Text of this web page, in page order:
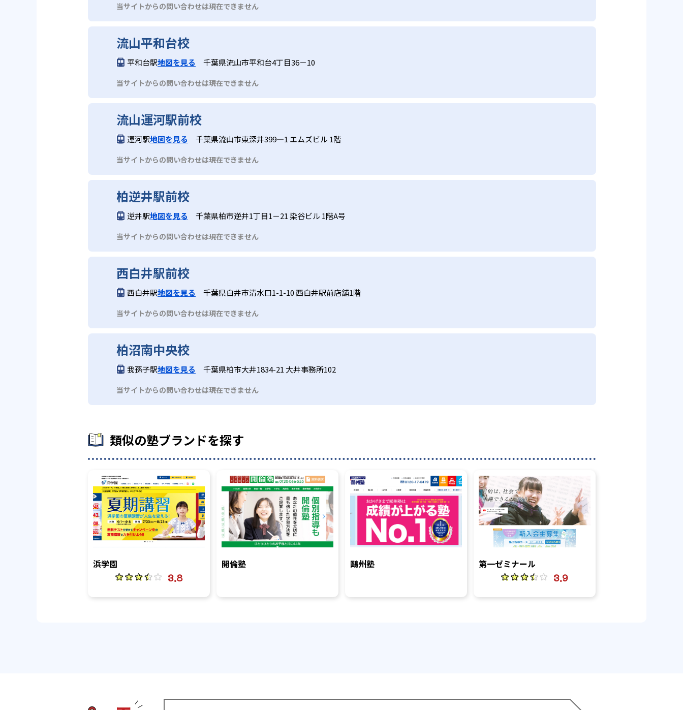
当サイトからの問い合わせは現在できません
流山平和台校
平和台駅地図を見る 千葉県流山市平和台4丁目36－10
当サイトからの問い合わせは現在できません
流山運河駅前校
運河駅地図を見る 千葉県流山市東深井399―1 エムズビル 1階
当サイトからの問い合わせは現在できません
柏逆井駅前校
逆井駅地図を見る 千葉県柏市逆井1丁目1－21 染谷ビル 1階A号
当サイトからの問い合わせは現在できません
西白井駅前校
西白井駅地図を見る 千葉県白井市清水口1-1-10 西白井駅前店舗1階
当サイトからの問い合わせは現在できません
柏沼南中央校
我孫子駅地図を見る 千葉県柏市大井1834-21 大井事務所102
当サイトからの問い合わせは現在できません
類似の塾ブランドを探す
浜学園
3.8
開倫塾 鷗州塾 第一ゼミナール
3.9